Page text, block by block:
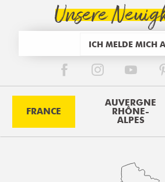
Unsere
ICH MELDE MICH
FRANCE
AUVERGNE
RHÔNE-
ALPES